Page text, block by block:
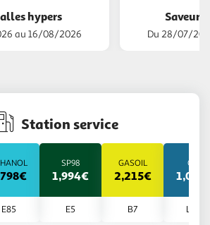
hypers
au 16/08/2026
Saveurs
Du 28/07/
Station service
E85
SP98
1,994€
E5
GASOIL
2,215€
B7
GPL
LGP